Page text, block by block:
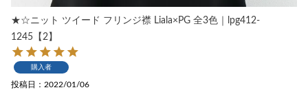
★☆ニット ツイード フリンジ襟 Liala×PG 全3色｜lpg412-
1245【2】
購入者
投稿日 2022/01/06